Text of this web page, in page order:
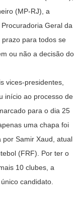
(MP-RJ), a
Geral da
para todos se
ou não a decisão do
vices-presidentes,
início ao processo de
para o dia 25
uma chapa foi
por Samir Xaud, atual
(FRF). Por ter o
10 clubes, a
candidato.